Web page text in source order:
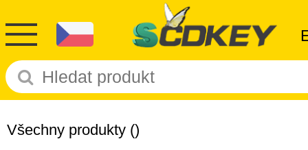
Všechny produkty ()